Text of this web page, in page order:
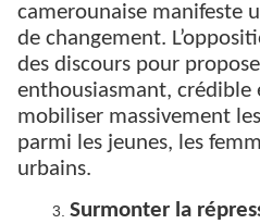
camerounaise manifeste
de changement.
des discours pour
enthousiasmant, crédible
mobiliser massivement
parmi les jeunes, les
urbains.
Surmonter la